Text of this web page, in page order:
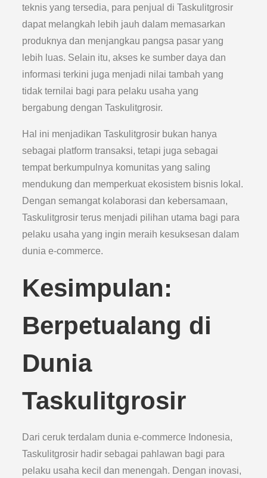
teknis yang tersedia, para penjual di Taskulitgrosir
dapat melangkah lebih jauh dalam memasarkan
produknya dan menjangkau pangsa pasar yang
lebih luas. Selain itu, akses ke sumber daya dan
informasi terkini juga menjadi nilai tambah yang
tidak ternilai bagi para pelaku usaha yang
bergabung dengan Taskulitgrosir.
Hal ini menjadikan Taskulitgrosir bukan hanya
sebagai platform transaksi, tetapi juga sebagai
tempat berkumpulnya komunitas yang saling
mendukung dan memperkuat ekosistem bisnis lokal.
Dengan semangat kolaborasi dan kebersamaan,
Taskulitgrosir terus menjadi pilihan utama bagi para
pelaku usaha yang ingin meraih kesuksesan dalam
dunia e-commerce.
Kesimpulan:
Berpetualang di
Dunia
Taskulitgrosir
Dari ceruk terdalam dunia e-commerce Indonesia,
Taskulitgrosir hadir sebagai pahlawan bagi para
pelaku usaha kecil dan menengah. Dengan inovasi,